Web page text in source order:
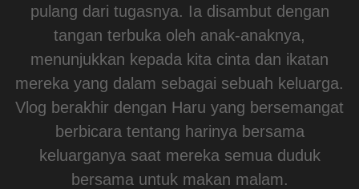
pulang dari tugasnya. Ia disambut dengan
tangan terbuka oleh anak-anaknya,
menunjukkan kepada kita cinta dan ikatan
mereka yang dalam sebagai sebuah keluarga.
Vlog berakhir dengan Haru yang bersemangat
berbicara tentang harinya bersama
keluarganya saat mereka semua duduk
bersama untuk makan malam.